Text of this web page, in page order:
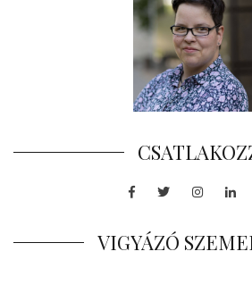
Facebook
Twitter
VIGYÁZÓ